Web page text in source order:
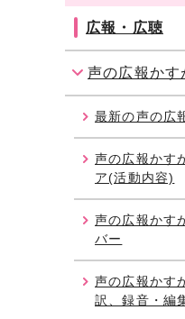
広報・広聴
声の広報かす
最新の声の広
声の広報かす
ア(活動内容)
声の広報かす
バー
声の広報かす
訳、録音・編